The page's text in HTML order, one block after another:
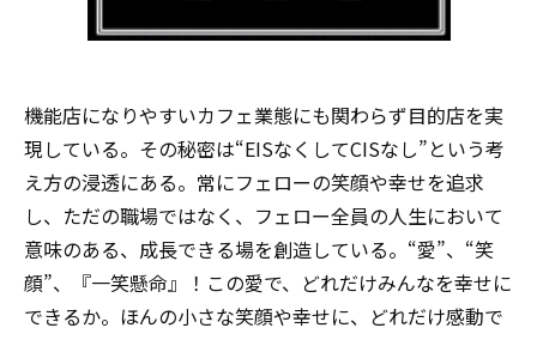
機能店になりやすいカフェ業態にも関わらず目的店を実
現している。その秘密は“EISなくしてCISなし”という考
え方の浸透にある。常にフェローの笑顔や幸せを追求
し、ただの職場ではなく、フェロー全員の人生において
意味のある、成長できる場を創造している。“愛”、“笑
顔”、『一笑懸命』！この愛で、どれだけみんなを幸せに
できるか。ほんの小さな笑顔や幸せに、どれだけ感動で